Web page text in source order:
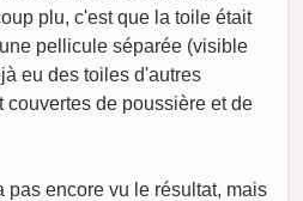
plu, c'est que la toile était
pellicule séparée (visible
eu des toiles d'autres
couvertes de poussière et de
pas encore vu le résultat, mais